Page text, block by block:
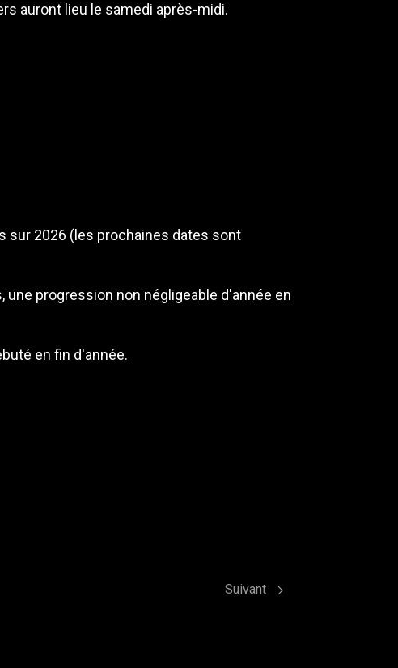
auront lieu le samedi après-midi.
sur 2026 (les prochaines dates sont
progression non négligeable d'année en
en fin d'année.
Article suivant : La Dolandie
Suivant